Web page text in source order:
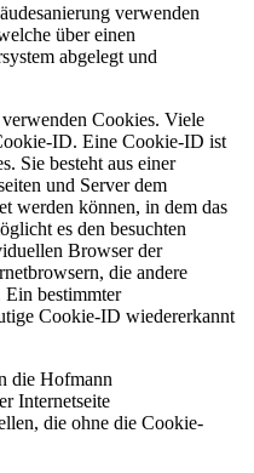
verwenden
über einen
abgelegt und
Cookies. Viele
ID. Eine Cookie-ID ist
Sie besteht aus einer
und Server dem
werden können, in dem das
es den besuchten
Browser der
die andere
Ein bestimmter
Cookie-ID wiedererkannt
die Hofmann
Internetseite
die ohne die Cookie-